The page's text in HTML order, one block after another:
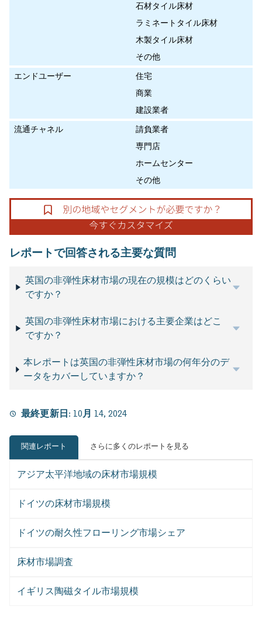
石材タイル床材
ラミネートタイル床材
木製タイル床材
その他
エンドユーザー
住宅
商業
建設業者
流通チャネル
請負業者
専門店
ホームセンター
その他
レポートで回答される主要な質問
英国の非弾性床材市場の現在の規模はどのくらい
ですか？
英国の非弾性床材市場における主要企業はどこ
ですか？
本レポートは英国の非弾性床材市場の何年分のデ
ータをカバーしていますか？
最終更新日: 10月 14, 2024
関連レポート さらに多くのレポートを見る
アジア太平洋地域の床材市場規模
ドイツの床材市場規模
ドイツの耐久性フローリング市場シェア
床材市場調査
イギリス陶磁タイル市場規模